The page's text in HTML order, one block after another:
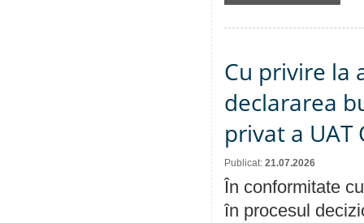
Cu privire la
declararea
privat a UAT
Publicat: 21.07.2026
În conformitate
în procesul